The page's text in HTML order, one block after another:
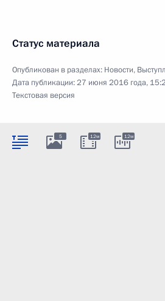
Статус материала
Опубликован в разделах: Новости,
Дата публикации:27 июня 2016 года,
Текстовая версия
5 12м 12м